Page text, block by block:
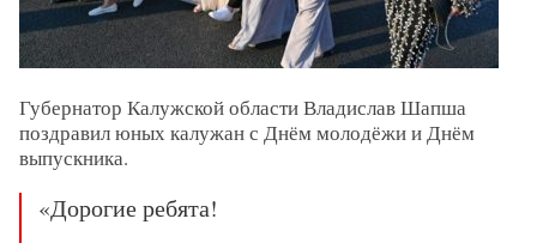
Губернатор Калужской области Владислав Шапша
поздравил юных калужан с Днём молодёжи и Днём
выпускника.
«Дорогие ребята!